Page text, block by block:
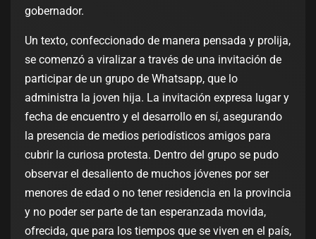
gobernador.
Un texto, confeccionado de manera pensada y prolija,
se comenzó a viralizar a través de una invitación de
participar de un grupo de Whatsapp, que lo
administra la joven hija. La invitación expresa lugar y
fecha de encuentro y el desarrollo en sí, asegurando
la presencia de medios periodísticos amigos para
cubrir la curiosa protesta. Dentro del grupo se pudo
observar el desaliento de muchos jóvenes por ser
menores de edad o no tener residencia en la provincia
y no poder ser parte de tan esperanzada movida,
ofrecida, que para los tiempos que se viven en el país,